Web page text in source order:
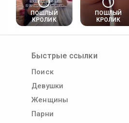
ПОШЛЫЙ
КРОЛИК
ПОШЛЫЙ
КРОЛИК
Быстрые ссылки
Поиск
Девушки
Женщины
Парни